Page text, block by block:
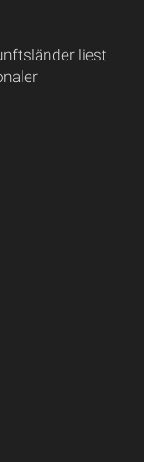
liest